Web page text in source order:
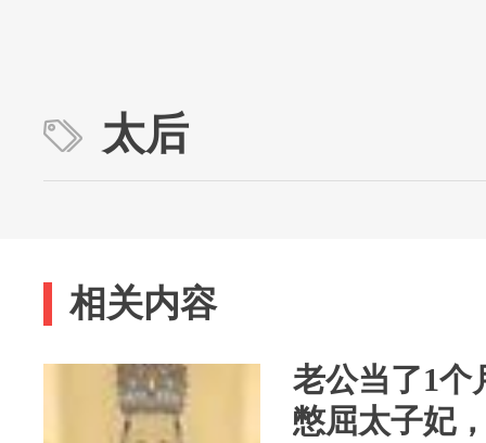
太后
相关内容
老公当了1个
憋屈太子妃